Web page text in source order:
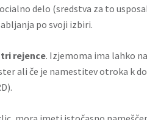
delo (sredstva za to
po svoji izbiri.
rejence. Izjemoma ima lahko
ali če je namestitev otroka k